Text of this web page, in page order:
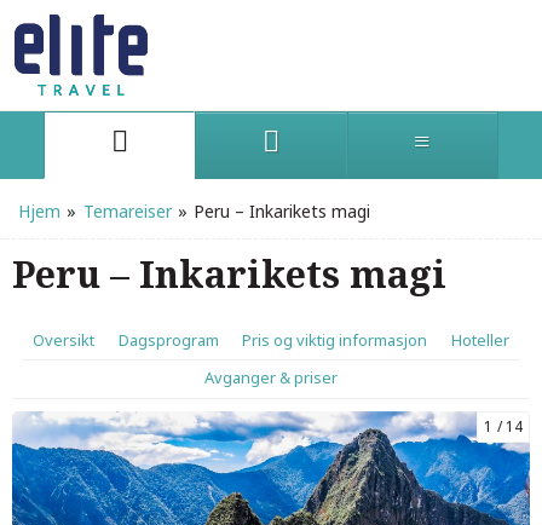
Hjem » Temareiser » Peru – Inkarikets magi
Peru – Inkarikets magi
Oversikt Dagsprogram Pris og viktig informasjon
Hoteller
Avganger & priser
1 14